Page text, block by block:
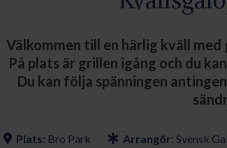
Välkommen till en härlig kväll
På plats är grillen igång och du
Du kan följa spänningen
Plats: Bro Park Arrangör: Svensk